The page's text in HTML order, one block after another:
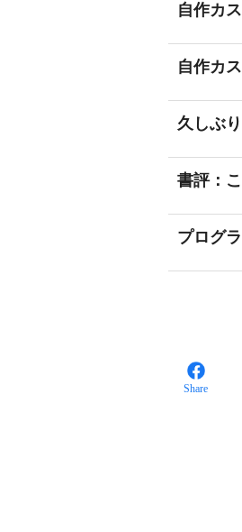
自作カ
自作カ
久しぶ
書評：
プログ
Share